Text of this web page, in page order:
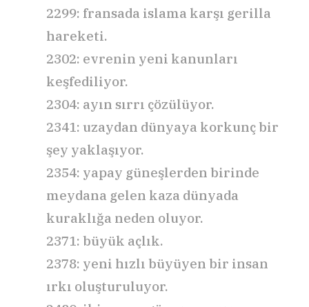
2299: fransada islama karşı gerilla
hareketi.
2302: evrenin yeni kanunları
keşfediliyor.
2304: ayın sırrı çözülüyor.
2341: uzaydan dünyaya korkunç bir
şey yaklaşıyor.
2354: yapay güneşlerden birinde
meydana gelen kaza dünyada
kuraklığa neden oluyor.
2371: büyük açlık.
2378: yeni hızlı büyüyen bir insan
ırkı oluşturuluyor.